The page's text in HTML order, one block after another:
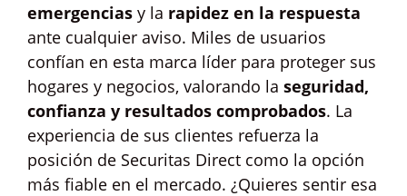
emergencias y la rapidez en la respuesta
ante cualquier aviso. Miles de usuarios
confían en esta marca líder para proteger sus
hogares y negocios, valorando la seguridad,
confianza y resultados comprobados. La
experiencia de sus clientes refuerza la
posición de Securitas Direct como la opción
más fiable en el mercado. ¿Quieres sentir esa